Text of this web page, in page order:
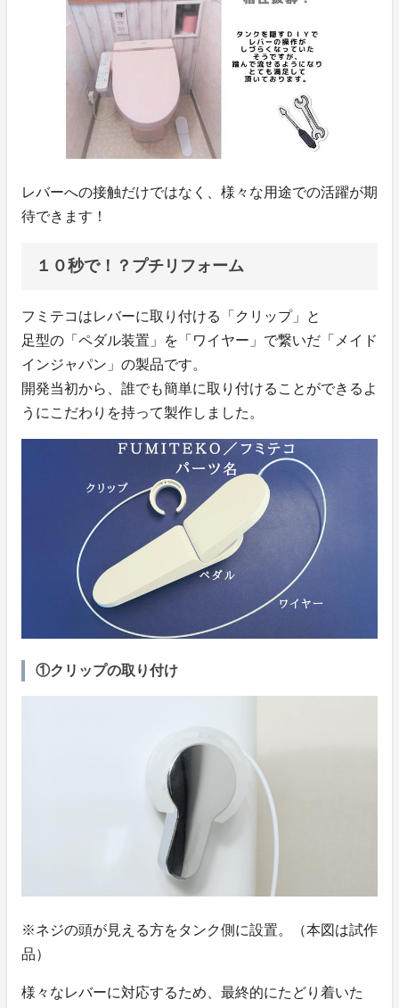
レバーへの接触だけではなく、様々な用途での活躍が期
待できます！
１０秒で！？プチリフォーム
フミテコはレバーに取り付ける「クリップ」と
足型の「ペダル装置」を「ワイヤー」で繋いだ「メイド
インジャパン」の製品です。
開発当初から、誰でも簡単に取り付けることができるよ
うにこだわりを持って製作しました。
①クリップの取り付け
※ネジの頭が見える方をタンク側に設置。（本図は試作
品）
様々なレバーに対応するため、最終的にたどり着いた